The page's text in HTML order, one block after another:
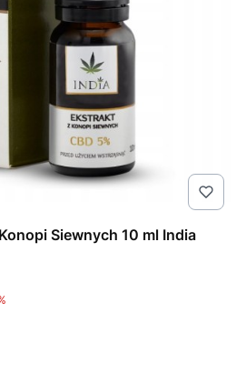
Siewnych 10 ml India